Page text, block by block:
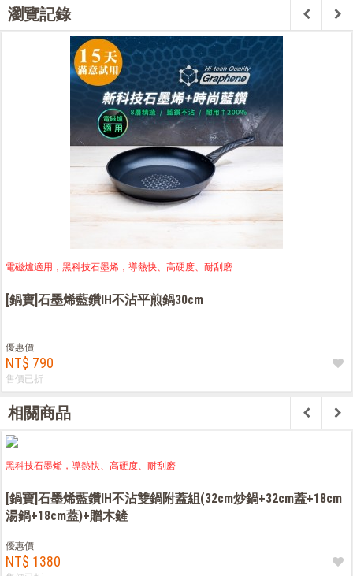
瀏覽記錄
電磁爐適用，黑科技石墨烯，導熱快、高硬度、耐刮磨
[鍋寶]石墨烯藍鑽IH不沾平煎鍋30cm
優惠價
NT$ 790
售價已折
相關商品
黑科技石墨烯，導熱快、高硬度、耐刮磨
[鍋寶]石墨烯藍鑽IH不沾雙鍋附蓋組(32cm炒鍋+32cm蓋+18cm
湯鍋+18cm蓋)+贈木鏟
優惠價
NT$ 1380